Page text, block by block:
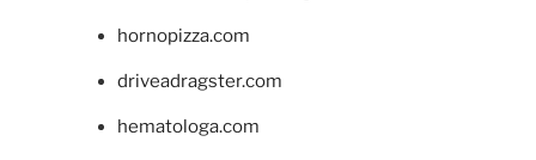
hornopizza.com
driveadragster.com
hematologa.com